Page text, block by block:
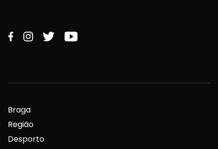
Braga
Região
Desporto